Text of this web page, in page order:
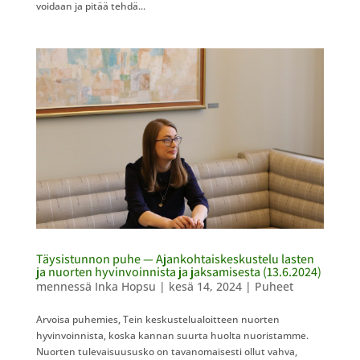
voidaan ja pitää tehdä...
Täysistunnon puhe — Ajankohtaiskeskustelu lasten
ja nuorten hyvinvoinnista ja jaksamisesta​​ (13.6.2024)
mennessä Inka Hopsu | kesä 14, 2024| Puheet
Arvoisa puhemies, Tein keskustelualoitteen nuorten
hyvinvoinnista, koska kannan suurta huolta nuoristamme.
Nuorten tulevaisuususko on tavanomaisesti ollut vahva,